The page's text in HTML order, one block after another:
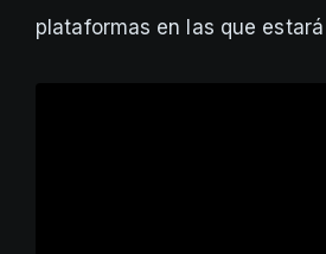
plataformas en las que